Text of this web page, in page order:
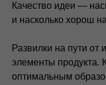
Качество идеи —
и насколько хорош
Развилки на пути от
элементы продукта.
оптимальным